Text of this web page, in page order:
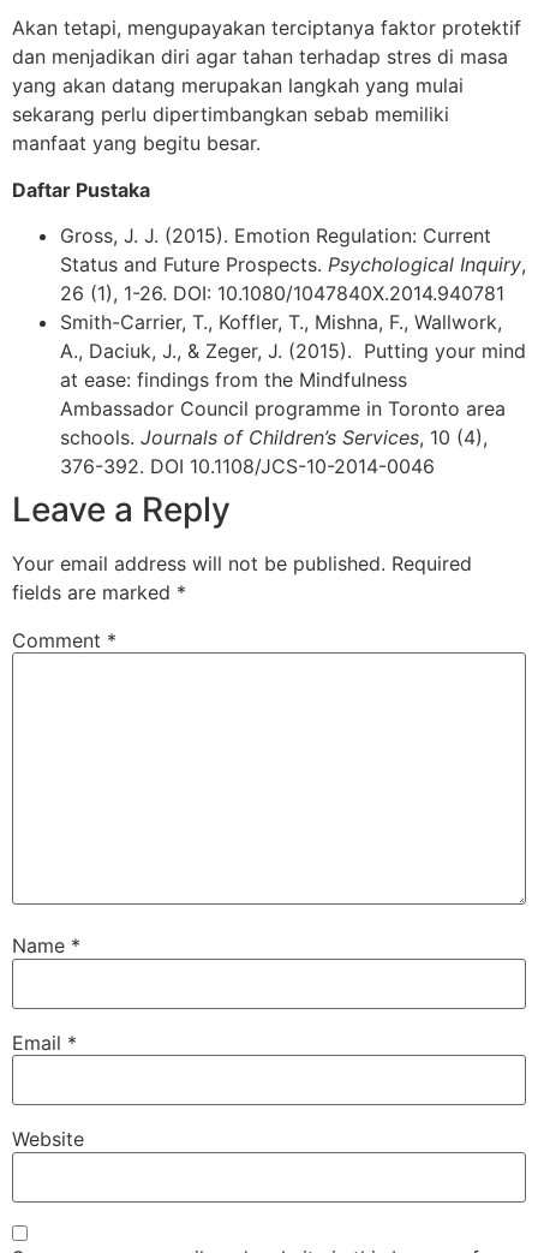
Akan tetapi, mengupayakan terciptanya faktor protektif
dan menjadikan diri agar tahan terhadap stres di masa
yang akan datang merupakan langkah yang mulai
sekarang perlu dipertimbangkan sebab memiliki
manfaat yang begitu besar.
Daftar Pustaka
Gross, J. J. (2015). Emotion Regulation: Current
Status and Future Prospects. Psychological Inquiry,
26 (1), 1-26. DOI: 10.1080/1047840X.2014.940781
Smith-Carrier, T., Koffler, T., Mishna, F., Wallwork,
A., Daciuk, J., & Zeger, J. (2015). Putting your mind
at ease: findings from the Mindfulness
Ambassador Council programme in Toronto area
schools. Journals of Children’s Services, 10 (4),
376-392. DOI 10.1108/JCS-10-2014-0046
Leave a Reply
Your email address will not be published. Required
fields are marked *
Comment *
Name *
Email *
Website